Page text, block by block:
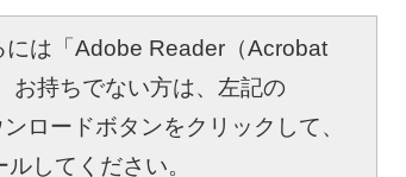
は「Adobe Reader（Acrobat
お持ちでない方は、左記の
ロードボタンをクリックして、
してください。